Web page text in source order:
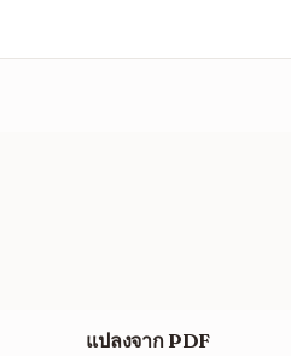
แปลงจาก PDF